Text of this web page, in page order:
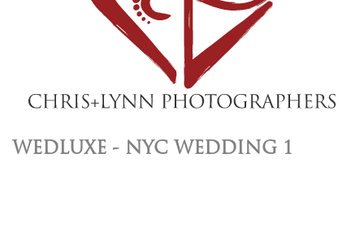
WEDLUXE - NYC WEDDING 1